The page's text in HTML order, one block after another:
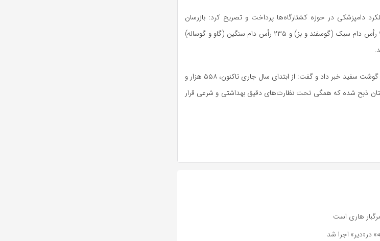
دامپزشکی در حوزه کشتارگاه‌ها پرداخت و تصریح کرد: بازرسان
بهداشتی این اداره‌کل بر کشتار ۲ هزار و ۹۰۵ رأس دام سبک (گوسفند و بز) و ۲۳۵ رأس دام سنگین (گاو و گوساله)
وی همچنین از پایش بهداشتی بر روند تولید گوشت سفید خبر داد و گفت: از ابتدای سال جاری تاکنون، ۵۵۸ هزار و
استان ذبح شده که همگی تحت نظارت‌های دقیق بهداشتی و شرعی قرار
هاری است
در«دیر» اجرا شد